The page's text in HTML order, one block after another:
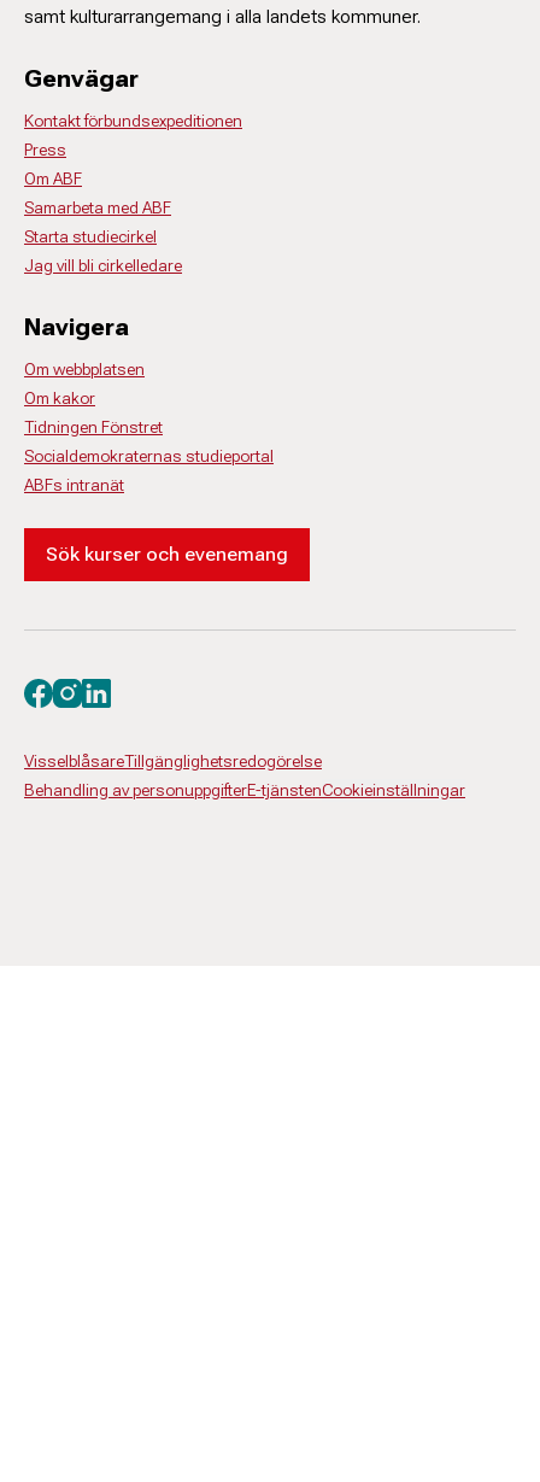
samt kulturarrangemang i alla landets kommuner.
Genvägar
Kontakt förbundsexpeditionen
Press
Om ABF
Samarbeta med ABF
Starta studiecirkel
Jag vill bli cirkelledare
Navigera
Om webbplatsen
Om kakor
Tidningen Fönstret
Socialdemokraternas studieportal
ABFs intranät
Sök kurser och evenemang
VisselblåsareTillgänglighetsredogörelse
Behandling av personuppgifterE-tjänstenCookieinställningar
Besök oss på facebook
Besök oss på instagram
Besök oss på linkedin